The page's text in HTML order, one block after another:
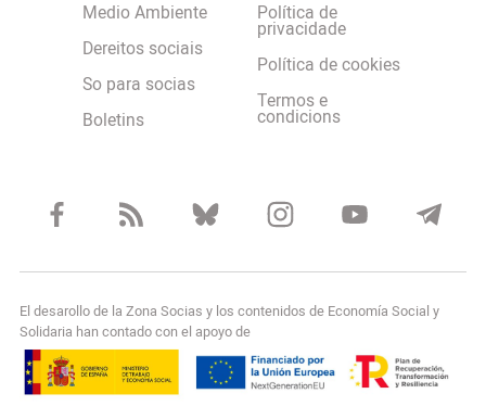
Medio Ambiente
Dereitos sociais
So para socias
Boletins
Política de
privacidade
Política de cookies
Termos e
condicions
El desarollo de la Zona Socias y los contenidos de Economía Social y
Solidaria han contado con el apoyo de